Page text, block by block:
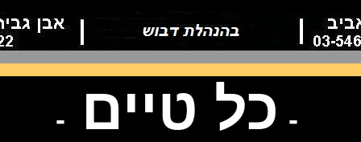
- כל טיים -